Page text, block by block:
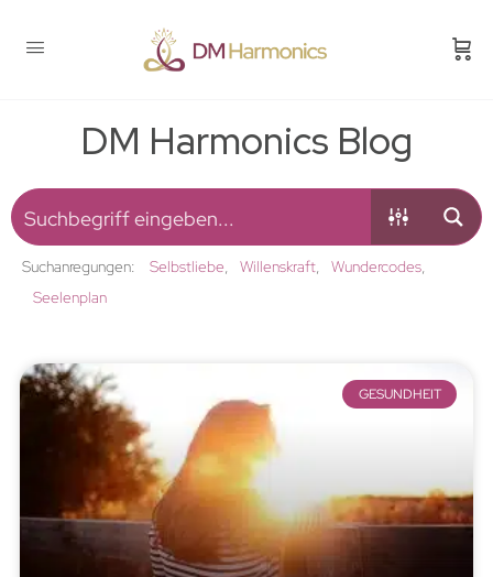
DM Harmonics Blog
Suchanregungen: Selbstliebe Willenskraft
Wundercodes
Seelenplan
GESUNDHEIT